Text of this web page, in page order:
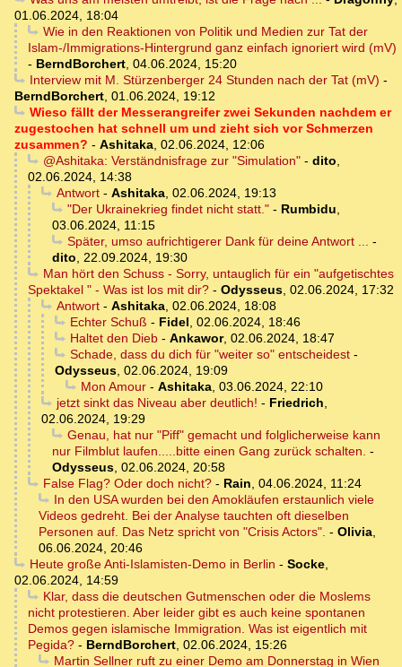
01.06.2024, 18:04
Wie in den Reaktionen von Politik und Medien zur Tat der
Islam-/Immigrations-Hintergrund ganz einfach ignoriert wird (mV)
- BerndBorchert, 04.06.2024, 15:20
Interview mit M. Stürzenberger 24 Stunden nach der Tat (mV) -
BerndBorchert, 01.06.2024, 19:12
Wieso fällt der Messerangreifer zwei Sekunden nachdem er
zugestochen hat schnell um und zieht sich vor Schmerzen
zusammen? - Ashitaka, 02.06.2024, 12:06
@Ashitaka: Verständnisfrage zur "Simulation"- dito,
02.06.2024, 14:38
Antwort- Ashitaka, 02.06.2024, 19:13
"Der Ukrainekrieg findet nicht statt."- Rumbidu,
03.06.2024, 11:15
Später, umso aufrichtigerer Dank für deine Antwort ... -
dito, 22.09.2024, 19:30
Man hört den Schuss - Sorry, untauglich für ein "aufgetischtes
Spektakel " - Was ist los mit dir? - Odysseus, 02.06.2024, 17:32
Antwort- Ashitaka, 02.06.2024, 18:08
Echter Schuß - Fidel, 02.06.2024, 18:46
Haltet den Dieb- Ankawor, 02.06.2024, 18:47
Schade, dass du dich für "weiter so" entscheidest-
Odysseus, 02.06.2024, 19:09
Mon Amour- Ashitaka, 03.06.2024, 22:10
jetzt sinkt das Niveau aber deutlich! - Friedrich,
02.06.2024, 19:29
Genau, hat nur "Piff" gemacht und folglicherweise kann
nur Filmblut laufen.....bitte einen Gang zurück schalten. -
Odysseus, 02.06.2024, 20:58
False Flag? Oder doch nicht?- Rain, 04.06.2024, 11:24
In den USA wurden bei den Amokläufen erstaunlich viele
Videos gedreht. Bei der Analyse tauchten oft dieselben
Personen auf. Das Netz spricht von "Crisis Actors". - Olivia,
06.06.2024, 20:46
Heute große Anti-Islamisten-Demo in Berlin - Socke,
02.06.2024, 14:59
Klar, dass die deutschen Gutmenschen oder die Moslems
nicht protestieren. Aber leider gibt es auch keine spontanen
Demos gegen islamische Immigration. Was ist eigentlich mit
Pegida? - BerndBorchert, 02.06.2024, 15:26
Martin Sellner ruft zu einer Demo am Donnerstag in Wien